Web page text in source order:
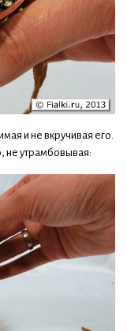
и не вкручивая его.
не утрамбовывая: